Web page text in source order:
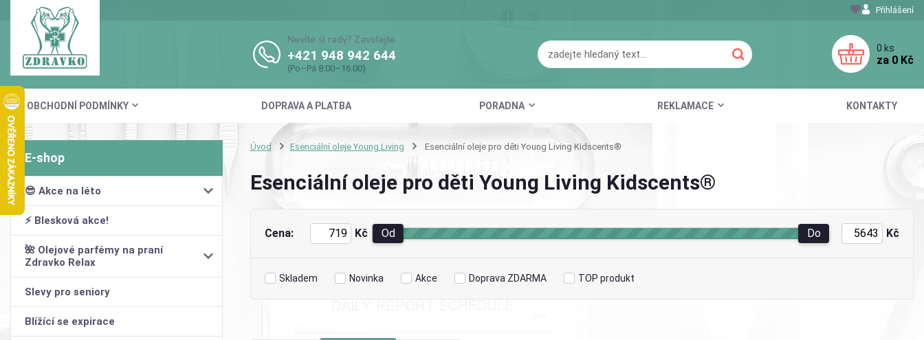
OBCHODNÍ PODMÍNKY DOPRAVA A PLATBA PORADNA REKLAMACE KONTAKTY
Přihlášení
Nevíte si rady? Zavolejte.
+421 948 942 644
(Po–Pá 8:00–16:00)
0 ks
za 0 Kč
😎 Akce na léto
⚡ Blesková akce!
🌺 Olejové parfémy na praní
Zdravko Relax
Slevy pro seniory
Blížící se expirace
Úvod Esenciální oleje Young Living Esenciální oleje pro děti Young Living Kidscents®
Esenciální oleje pro děti Young Living Kidscents®
Cena: Kč Od Do Kč
Skladem Novinka Akce Doprava ZDARMA TOP produkt